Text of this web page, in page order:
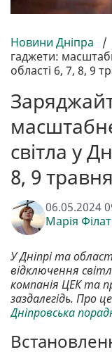
Новини Дніпра /
гаджети:
області 6, 7, 8, 9
світла у
8, 9
06.05.2024
Марія
У Дніпрі та
відключення
компанія ЦЕК та
заздалегідь. Про
Дніпровська